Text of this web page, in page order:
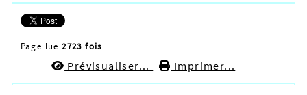
Page lue2723 fois
Prévisualiser... Imprimer...